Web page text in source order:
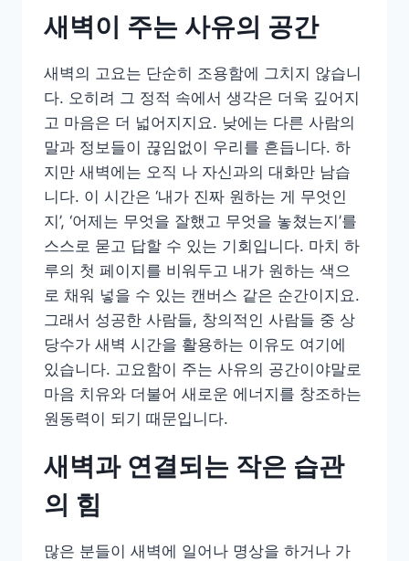
새벽이 주는 사유의 공간
새벽의 고요는 단순히 조용함에 그치지 않습니
다. 오히려 그 정적 속에서 생각은 더욱 깊어지
고 마음은 더 넓어지지요. 낮에는 다른 사람의
말과 정보들이 끊임없이 우리를 흔듭니다. 하
지만 새벽에는 오직 나 자신과의 대화만 남습
니다. 이 시간은 ‘내가 진짜 원하는 게 무엇인
지’, ‘어제는 무엇을 잘했고 무엇을 놓쳤는지’를
스스로 묻고 답할 수 있는 기회입니다. 마치 하
루의 첫 페이지를 비워두고 내가 원하는 색으
로 채워 넣을 수 있는 캔버스 같은 순간이지요.
그래서 성공한 사람들, 창의적인 사람들 중 상
당수가 새벽 시간을 활용하는 이유도 여기에
있습니다. 고요함이 주는 사유의 공간이야말로
마음 치유와 더불어 새로운 에너지를 창조하는
원동력이 되기 때문입니다.
새벽과 연결되는 작은 습관
의 힘
많은 분들이 새벽에 일어나 명상을 하거나 가